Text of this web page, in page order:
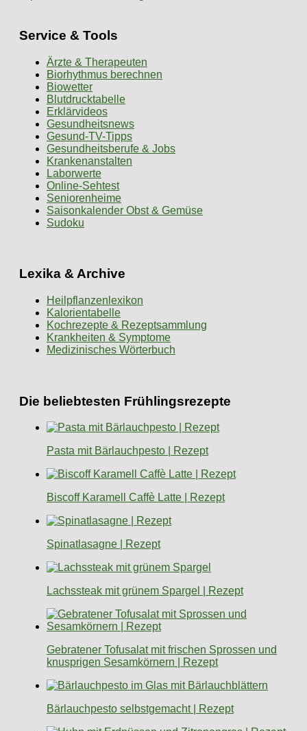
Service & Tools
Ärzte & Therapeuten
Biorhythmus berechnen
Biowetter
Blutdrucktabelle
Erklärvideos
Gesundheitsnews
Gesund-TV-Tipps
Gesundheitsberufe & Jobs
Krankenanstalten
Laborwerte
Online-Sehtest
Seniorenheime
Saisonkalender Obst & Gemüse
Sudoku
Lexika & Archive
Heilpflanzenlexikon
Kalorientabelle
Kochrezepte & Rezeptsammlung
Krankheiten & Symptome
Medizinisches Wörterbuch
Die beliebtesten Frühlingsrezepte
Pasta mit Bärlauchpesto | Rezept
Biscoff Karamell Caffè Latte | Rezept
Spinatlasagne | Rezept
Lachssteak mit grünem Spargel | Rezept
Gebratener Tofusalat mit frischen Sprossen und
knusprigen Sesamkörnern | Rezept
Bärlauchpesto selbstgemacht | Rezept